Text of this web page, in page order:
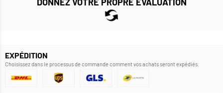
EXPÉDITION
Choisissez dans le processus de commande comment vos achats seront expédiés.